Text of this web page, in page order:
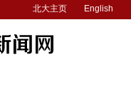
北大主页 English